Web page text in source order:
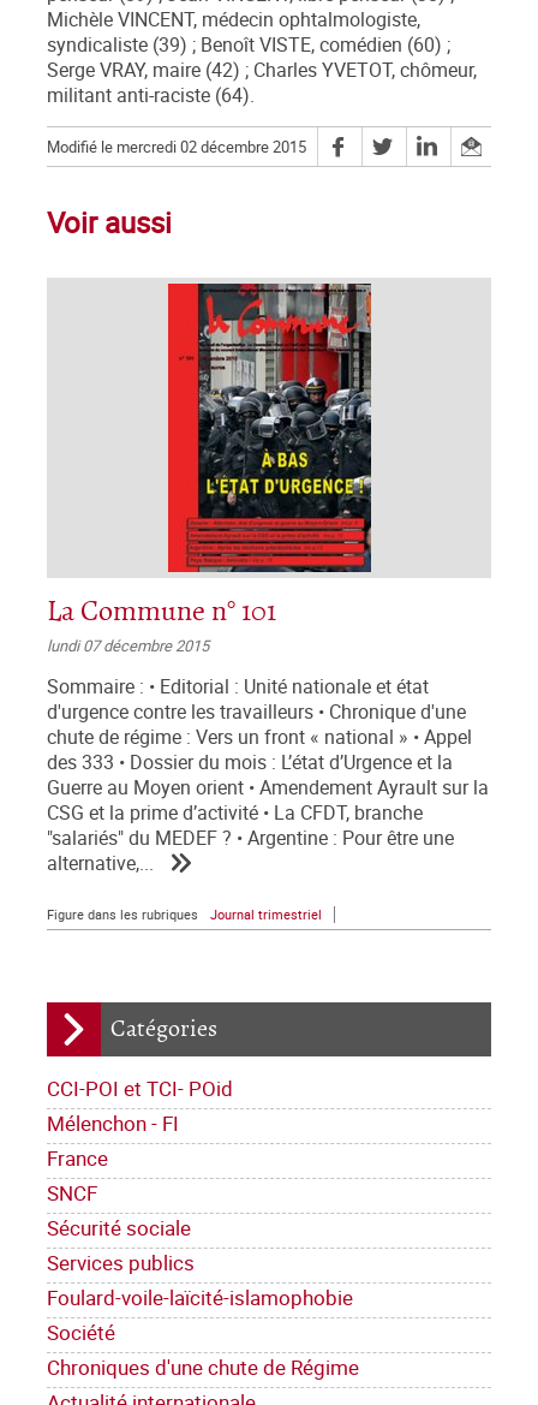
Catégories
CCI-POI et TCI- POid
Mélenchon - FI
France
SNCF
Sécurité sociale
Services publics
Foulard-voile-laïcité-islamophobie
Société
Chroniques d'une chute de Régime
Modifié le mercredi 02 décembre 2015
Voir aussi
La Commune n° 101
lundi 07 décembre 2015
Sommaire : • Editorial : Unité nationale et état
d'urgence contre les travailleurs • Chronique d'une
chute de régime : Vers un front « national » • Appel
des 333 • Dossier du mois : L’état d’Urgence et la
Guerre au Moyen orient • Amendement Ayrault sur la
CSG et la prime d’activité • La CFDT, branche
"salariés" du MEDEF ? • Argentine : Pour être une
alternative,...
Figure dans les rubriques Journal trimestriel